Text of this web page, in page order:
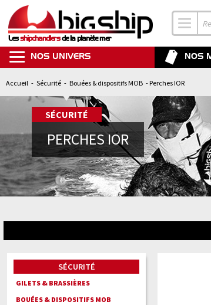
Lesshipchandlersde la planète mer
NOS UNIVERS NOS
Accueil - Sécurité - Bouées & dispositifs MOB - Perches IOR
SÉCURITÉ
PERCHES IOR
SÉCURITÉ
GILETS & BRASSIÈRES
BOUÉES & DISPOSITIFS MOB